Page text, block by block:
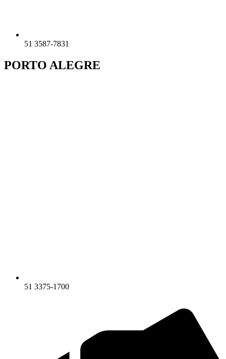
51 3587-7831
PORTO ALEGRE
51 3375-1700